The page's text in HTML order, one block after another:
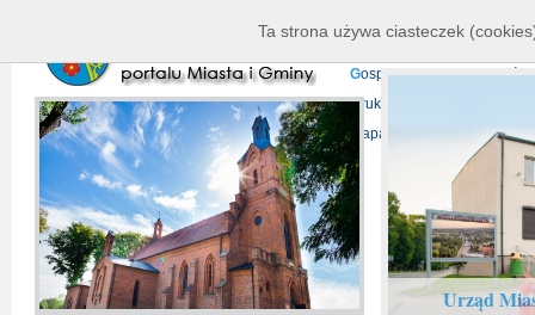
P
rojekty europejskie
Gospodarka
D ruki do pobrania
Mapa serwisu
Urząd
Ta strona używa ciasteczek